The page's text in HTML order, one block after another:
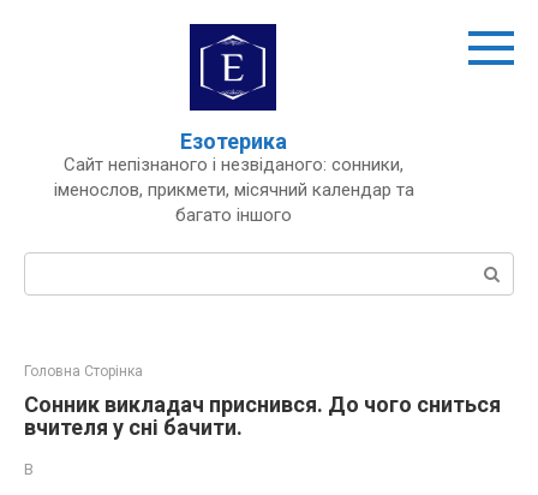
Езотерика
Сайт непізнаного і незвіданого: сонники,
іменослов, прикмети, місячний календар та
багато іншого
Пошук:
Головна Сторінка
Сонник викладач приснився. До чого сниться
вчителя у сні бачити.
В